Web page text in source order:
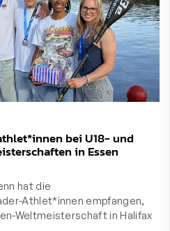
bei U18- und
in Essen
hat die
Athlet*innen empfangen,
Weltmeisterschaft in Halifax